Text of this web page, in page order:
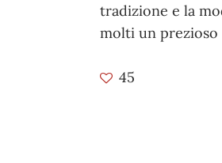
tradizione e la
molti un prezioso
45